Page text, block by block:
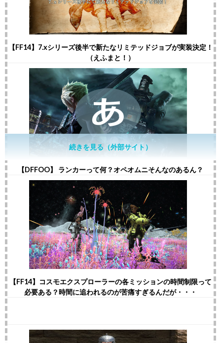
【FF14】7.xシリーズ後半で新たなリミテッドジョブが実装決定！
（えふまと！）
【DFFOO】 ランカーって何？オペオムニそんなのあるん？
【FF14】コスモエクスプローラーの各ミッションの時間制限って
必要ある？時間に追われるのが苦痛すぎるんだが・・・
続きを見る（外部サイト）